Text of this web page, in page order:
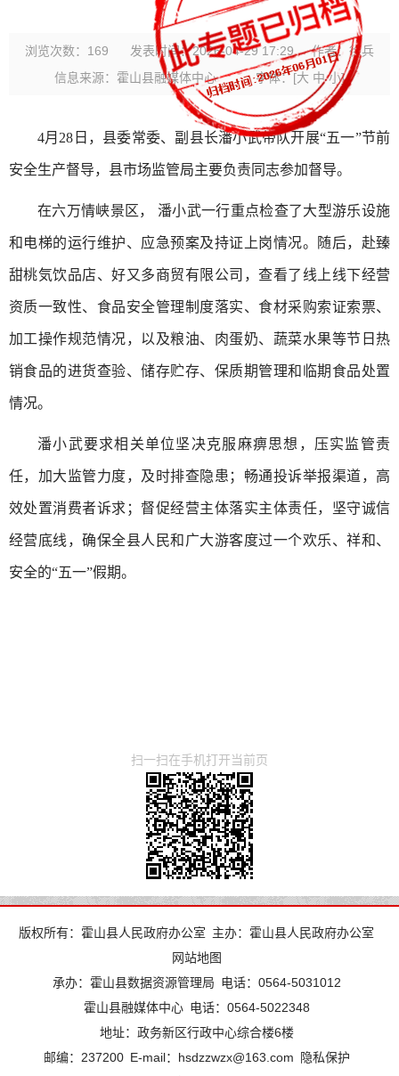
浏览次数： 169 发表时间：2026-04-29 17:29
作者：徐兵
信息来源：霍山县融媒体中心
字体： [大 中 小]
4月28日，县委常委、副县长潘小武带队开展“五一”节前
安全生产督导，县市场监管局主要负责同志参加督导。
在六万情峡景区， 潘小武一行重点检查了大型游乐设施
和电梯的运行维护、应急预案及持证上岗情况。随后，赴臻
甜桃気饮品店、好又多商贸有限公司，查看了线上线下经营
资质一致性、食品安全管理制度落实、食材采购索证索票、
加工操作规范情况，以及粮油、肉蛋奶、蔬菜水果等节日热
销食品的进货查验、储存贮存、保质期管理和临期食品处置
情况。
潘小武要求相关单位坚决克服麻痹思想，压实监管责
任，加大监管力度，及时排查隐患；畅通投诉举报渠道，高
效处置消费者诉求；督促经营主体落实主体责任，坚守诚信
经营底线，确保全县人民和广大游客度过一个欢乐、祥和、
安全的“五一”假期。
扫一扫在手机打开当前页
版权所有：霍山县人民政府办公室 主办：霍山县人民政府办公室
网站地图
承办：霍山县数据资源管理局 电话：0564-5031012
霍山县融媒体中心 电话：0564-5022348
地址：政务新区行政中心综合楼6楼
邮编：237200 E-mail：hsdzzwzx@163.com
隐私保护